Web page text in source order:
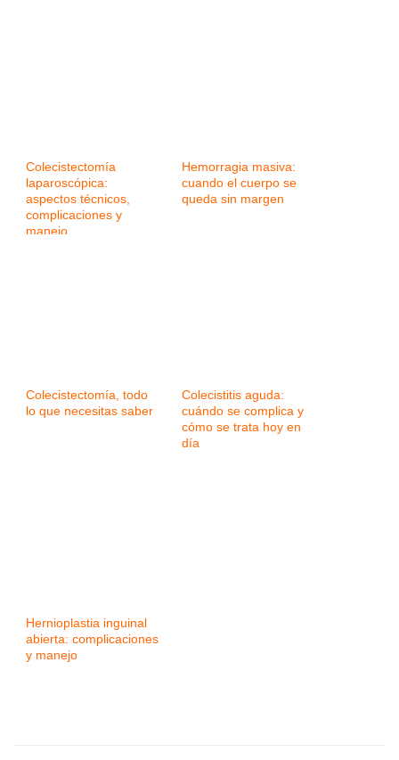
Colecistectomía
laparoscópica:
aspectos técnicos,
complicaciones y
manejo
Hemorragia masiva:
cuando el cuerpo se
queda sin margen
Colecistectomía, todo
lo que necesitas saber
Colecistitis aguda:
cuándo se complica y
cómo se trata hoy en
día
Hernioplastia inguinal
abierta: complicaciones
y manejo